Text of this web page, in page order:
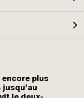
plus